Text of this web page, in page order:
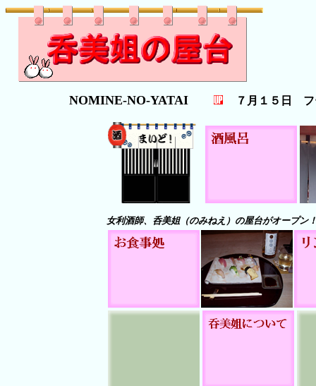
NOMINE-NO-YATAI ７月１５日 フ
女利酒師、呑美姐（のみねえ）の屋台がオープン